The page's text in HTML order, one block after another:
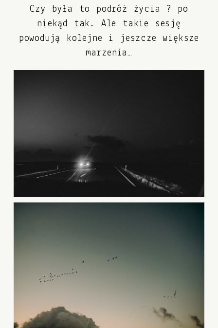
Czy była to podróż życia ? po
niekąd tak. Ale takie sesję
powodują kolejne i jeszcze większe
marzenia…